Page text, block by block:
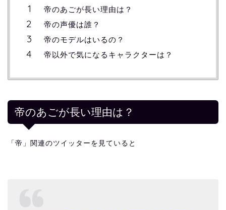
帝のあごが長い理由は？
帝の声優は誰？
帝のモデルはいるの？
帝以外で気になるキャラクターは？
帝のあごが長い理由は？
「帝」関連のツイッターを見ていると